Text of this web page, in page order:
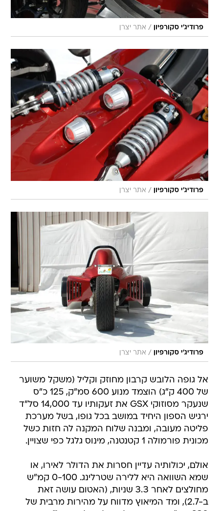
פרודיג'י סקורפיון / אתר יצרן
פרודיג'י סקורפיון / אתר יצרן
פרודיג'י סקורפיון / אתר יצרן
אל גופה הלובש קרבון מחוזק וקליל (משקל משוער
של 400 ק"ג) הוצמד מנוע 600 סמ"ק, 125 כ"ס
שנעקר מסוזוקי GSX את זעקותיו עד 14,000 סל"ד
ירגיש הספון היחיד במושב בכל גופו, בשל מערכת
פליטה מעובה, ומבנה שלוח המקנה לה חזות כשל
מכונית פורמולה 1 קטנטנה, מינוס גלגל כפי שצויין.
אולם, יכולותיה עדיין חסרות את הדולר לאירו, או
שמא השוואה היא ללירה שטרלינג. 0-100 קמ"ש
מחולצים לאחר 3.3 שניות, (האטום עושה זאת
ב-2.7), ומד המיאוץ מדווח על מהירות מרבית של